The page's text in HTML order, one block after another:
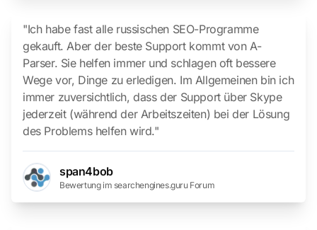
"Ich habe fast alle russischen SEO-Programme
gekauft. Aber der beste Support kommt von A-
Parser. Sie helfen immer und schlagen oft bessere
Wege vor, Dinge zu erledigen. Im Allgemeinen bin ich
immer zuversichtlich, dass der Support über Skype
jederzeit (während der Arbeitszeiten) bei der Lösung
des Problems helfen wird."
span4bob
Bewertung im searchengines.guru Forum